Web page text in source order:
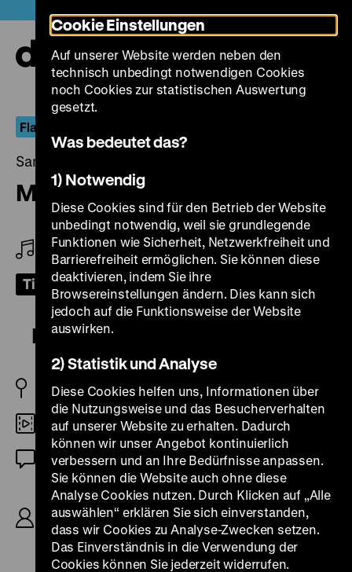
zum
Seiteninhalt
springen
Flapper, It-Girls, Funny Ladies
Samstag, 30. Oktober 2021, 18.00 Uhr
Mantrap
Hildegard Pohl (Flügel), Yogo Pausch (Percussion)
Tickets
Mantrap
US 1926
35mm
Stummfilm (englische ZT)
R: Victor Fleming, B: Adelaide Heilbron, Ethel
Doherty nach einem Roman von Sinclair Lewis, K:
James Wong Howe, D: Clara Bow, Percy
Marmont, Ernest Torrence, Eugene Pallette, 70‘
Cookie Einstellungen
Auf unserer Website werden neben den
technisch unbedingt notwendigen Cookies
noch Cookies zur statistischen Auswertung
gesetzt.
Was bedeutet das?
1) Notwendig
Diese Cookies sind für den Betrieb der Website
unbedingt notwendig, weil sie grundlegende
Funktionen wie Sicherheit, Netzwerkfreiheit und
Barrierefreiheit ermöglichen. Sie können diese
deaktivieren, indem Sie ihre
Browsereinstellungen ändern. Dies kann sich
jedoch auf die Funktionsweise der Website
auswirken.
2) Statistik und Analyse
Diese Cookies helfen uns, Informationen über
die Nutzungsweise und das Besucherverhalten
auf unserer Website zu erhalten. Dadurch
können wir unser Angebot kontinuierlich
verbessern und an Ihre Bedürfnisse anpassen.
Sie können die Website auch ohne diese
Analyse Cookies nutzen. Durch Klicken auf „Alle
auswählen“ erklären Sie sich einverstanden,
dass wir Cookies zu Analyse-Zwecken setzen.
Das Einverständnis in die Verwendung der
Cookies können Sie jederzeit widerrufen.